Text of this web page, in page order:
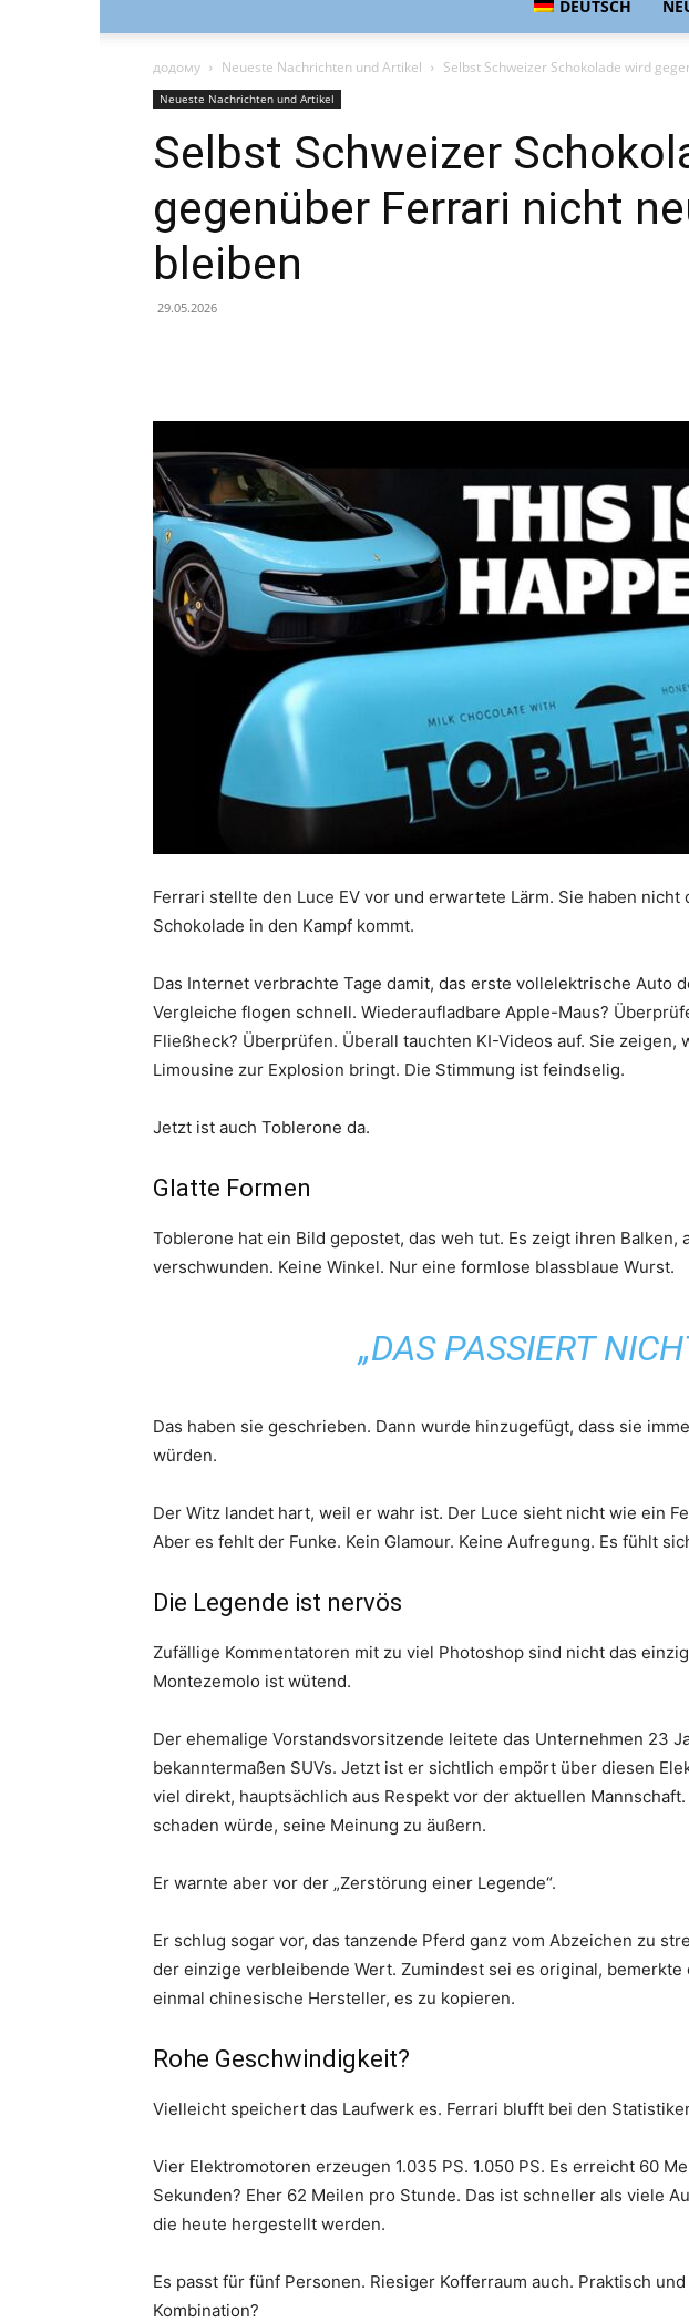
DEUTSCH
додому Neueste Nachrichten und Artikel Selbst Schweizer Schokolade wird
Neueste Nachrichten und Artikel
Selbst Schweizer
gegenüber Ferrari nicht
bleiben
29.05.2026
Ferrari stellte den Luce EV vor und erwartete Lärm. Sie haben nicht
Schokolade in den Kampf kommt.
Das Internet verbrachte Tage damit, das erste vollelektrische Auto
Vergleiche flogen schnell. Wiederaufladbare Apple-Maus?
Fließheck? Überprüfen. Überall tauchten KI-Videos auf. Sie zeigen,
Limousine zur Explosion bringt. Die Stimmung ist feindselig.
Jetzt ist auch Toblerone da.
Glatte Formen
Toblerone hat ein Bild gepostet, das weh tut. Es zeigt ihren Balken,
verschwunden. Keine Winkel. Nur eine formlose blassblaue Wurst.
„DAS PASSIERT
Das haben sie geschrieben. Dann wurde hinzugefügt, dass sie
würden.
Der Witz landet hart, weil er wahr ist. Der Luce sieht nicht wie ein
Aber es fehlt der Funke. Kein Glamour. Keine Aufregung. Es fühlt
Die Legende ist nervös
Zufällige Kommentatoren mit zu viel Photoshop sind nicht das
Montezemolo ist wütend.
Der ehemalige Vorstandsvorsitzende leitete das Unternehmen 23
bekanntermaßen SUVs. Jetzt ist er sichtlich empört über diesen
viel direkt, hauptsächlich aus Respekt vor der aktuellen
schaden würde, seine Meinung zu äußern.
Er warnte aber vor der „Zerstörung einer Legende“.
Er schlug sogar vor, das tanzende Pferd ganz vom Abzeichen zu
der einzige verbleibende Wert. Zumindest sei es original, bemerkte
einmal chinesische Hersteller, es zu kopieren.
Rohe Geschwindigkeit?
Vielleicht speichert das Laufwerk es. Ferrari blufft bei den
Vier Elektromotoren erzeugen 1.035 PS. 1.050 PS. Es erreicht 60
Sekunden? Eher 62 Meilen pro Stunde. Das ist schneller als viele
die heute hergestellt werden.
Es passt für fünf Personen. Riesiger Kofferraum auch. Praktisch
Kombination?